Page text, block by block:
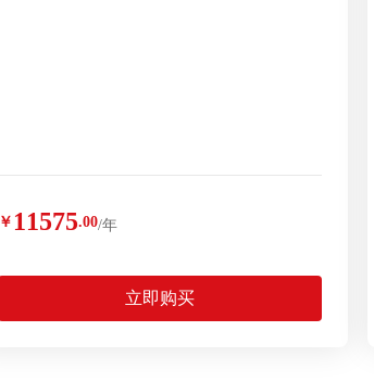
￥ 11575.00/年
立即购买